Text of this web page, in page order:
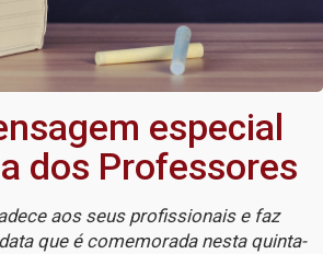
especial
dos Professores
aos seus profissionais e faz
que é comemorada nesta quinta-